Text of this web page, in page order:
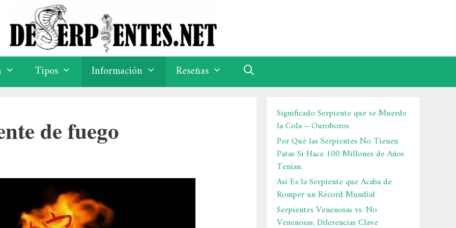
Tipos Información Reseñas
de fuego
Significado Serpiente que se Muerde
la Cola – Ouroboros
Por Qué las Serpientes No Tienen
Patas Si Hace 100 Millones de Años
Tenían.
Así Es la Serpiente que Acaba de
Romper un Récord Mundial
Serpientes Venenosas vs. No
Venenosas: Diferencias Clave